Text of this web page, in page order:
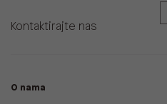
Kontaktirajte nas
O nama